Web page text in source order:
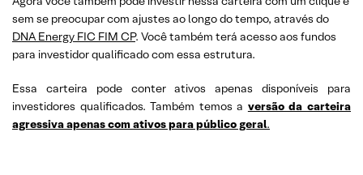
sem se preocupar com ajustes ao longo do tempo, através do
DNA Energy FIC FIM CP. Você também terá acesso aos fundos
para investidor qualificado com essa estrutura.
Essa carteira pode conter ativos apenas disponíveis para
investidores qualificados. Também temos a versão da carteira
agressiva apenas com ativos para público geral.